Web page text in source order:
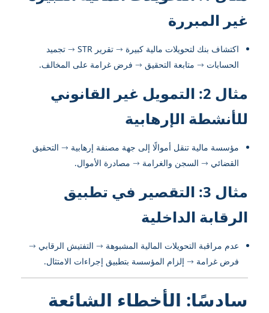
غير المبررة
اكتشاف بنك لتحويلات مالية كبيرة → تقرير STR → تجميد
الحسابات → متابعة التحقيق → فرض غرامة على المخالف.
مثال 2: التمويل غير القانوني
للأنشطة الإرهابية
مؤسسة مالية تنقل أموالًا إلى جهة مصنفة إرهابية → التحقيق
القضائي → السجن والغرامة → مصادرة الأموال.
مثال 3: التقصير في تطبيق
الرقابة الداخلية
عدم مراقبة التحويلات المالية المشبوهة → التفتيش الرقابي →
فرض غرامة → إلزام المؤسسة بتطبيق إجراءات الامتثال.
سادسًا: الأخطاء الشائعة